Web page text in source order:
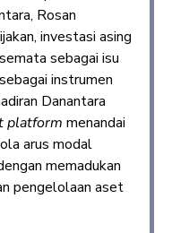
Rosan
investasi asing
sebagai isu
instrumen
Danantara
platform menandai
arus modal
memadukan
pengelolaan aset